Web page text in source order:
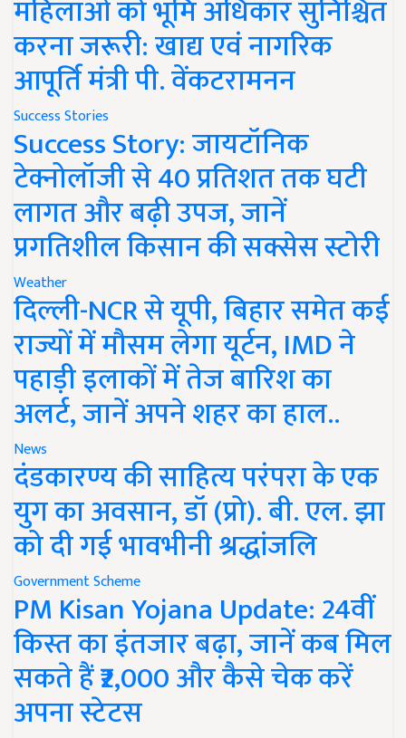
महिलाओं को भूमि अधिकार सुनिश्चित
करना जरूरी: खाद्य एवं नागरिक
आपूर्ति मंत्री पी. वेंकटरामनन
Success Stories
Success Story: जायटॉनिक
टेक्नोलॉजी से 40 प्रतिशत तक घटी
लागत और बढ़ी उपज, जानें
प्रगतिशील किसान की सक्सेस स्टोरी
Weather
दिल्ली-NCR से यूपी, बिहार समेत कई
राज्यों में मौसम लेगा यूर्टन, IMD ने
पहाड़ी इलाकों में तेज बारिश का
अलर्ट, जानें अपने शहर का हाल..
News
दंडकारण्य की साहित्य परंपरा के एक
युग का अवसान, डॉ (प्रो). बी. एल. झा
को दी गई भावभीनी श्रद्धांजलि
Government Scheme
PM Kisan Yojana Update: 24वीं
किस्त का इंतजार बढ़ा, जानें कब मिल
सकते हैं ₹2,000 और कैसे चेक करें
अपना स्टेटस